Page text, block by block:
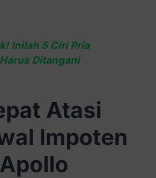
Inilah 5 Ciri Pria
Ditangani
Atasi
Impoten